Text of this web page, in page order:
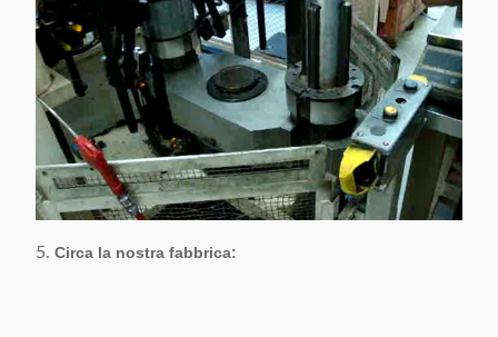
5. Circa la nostra fabbrica: